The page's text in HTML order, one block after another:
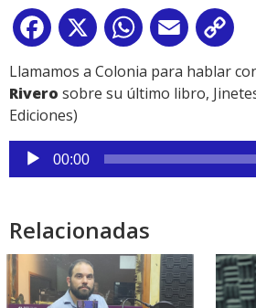
Facebook
X WhatsApp
Email
Llamamos a Colonia para hablar
Rivero sobre su último libro,
Ediciones)
Reproductor
de
00:00
Relacionadas